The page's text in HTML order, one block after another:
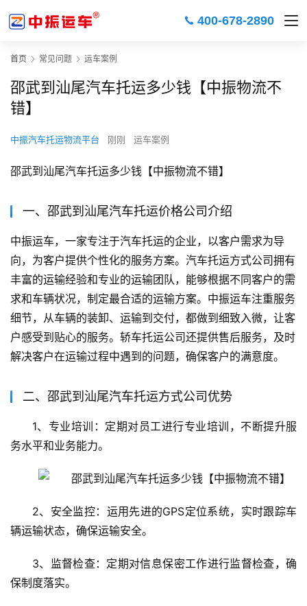
400-678-2890
首页 常见问题 运车案例
邵武到汕尾汽车托运多少钱【中振物流不
错】
中振汽车托运物流平台 刚刚 运车案例
邵武到汕尾汽车托运多少钱【中振物流不错】
一、邵武到汕尾汽车托运价格公司介绍
中振运车，一家专注于汽车托运的企业，以客户需求为导
向，为客户提供个性化的服务方案。汽车托运方式公司拥有
丰富的运输经验和专业的运输团队，能够根据不同客户的需
求和车辆状况，制定最合适的运输方案。中振运车注重服务
细节，从车辆的装卸、运输到交付，都做到细致入微，让客
户感受到贴心的服务。轿车托运公司还提供售后服务，及时
解决客户在运输过程中遇到的问题，确保客户的满意度。
二、邵武到汕尾汽车托运方式公司优势
1、专业培训：定期对员工进行专业培训，不断提升服
务水平和业务能力。
2、安全监控：运用先进的GPS定位系统，实时跟踪车
辆运输状态，确保运输安全。
3、监督检查：定期对信息保密工作进行监督检查，确
保制度落实。